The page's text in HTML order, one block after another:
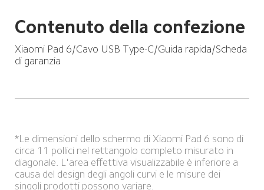
Contenuto della confezione
Xiaomi Pad 6/Cavo USB Type-C/Guida rapida/Scheda
di garanzia
*Le dimensioni dello schermo di Xiaomi Pad 6 sono di
circa 11 pollici nel rettangolo completo misurato in
diagonale. L'area effettiva visualizzabile è inferiore a
causa del design degli angoli curvi e le misure dei
singoli prodotti possono variare.